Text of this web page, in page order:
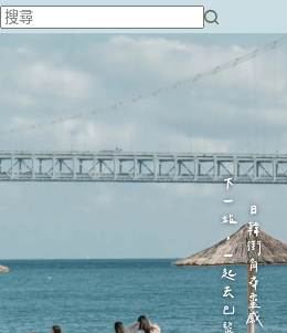
跳
容